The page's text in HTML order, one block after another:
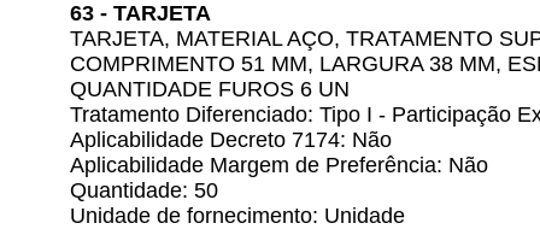
63 - TARJETA
TARJETA, MATERIAL AÇO, TRATAMENTO
COMPRIMENTO 51 MM, LARGURA 38 MM,
QUANTIDADE FUROS 6 UN
Tratamento Diferenciado: Tipo I - Participação
Aplicabilidade Decreto 7174: Não
Aplicabilidade Margem de Preferência: Não
Quantidade: 50
Unidade de fornecimento: Unidade